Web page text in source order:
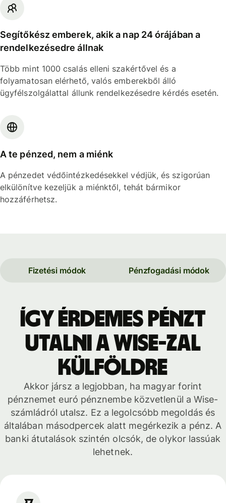
Segítőkész emberek, akik a nap 24 órájában a
rendelkezésedre állnak
Több mint 1000 csalás elleni szakértővel és a
folyamatosan elérhető, valós emberekből álló
ügyfélszolgálattal állunk rendelkezésedre kérdés esetén.
A te pénzed, nem a miénk
A pénzedet védőintézkedésekkel védjük, és szigorúan
elkülönítve kezeljük a miénktől, tehát bármikor
hozzáférhetsz.
Fizetési módok Pénzfogadási módok
Így érdemes pénzt
utalni a Wise-zal
külföldre
Akkor jársz a legjobban, ha magyar forint
pénznemet euró pénznembe közvetlenül a Wise-
számládról utalsz. Ez a legolcsóbb megoldás és
általában másodpercek alatt megérkezik a pénz. A
banki átutalások szintén olcsók, de olykor lassúak
lehetnek.